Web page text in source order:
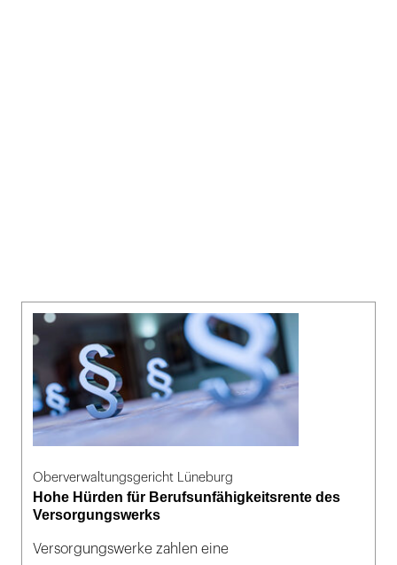
Oberverwaltungsgericht Lüneburg
Hohe Hürden für Berufsunfähigkeitsrente des
Versorgungswerks
Versorgungswerke zahlen eine